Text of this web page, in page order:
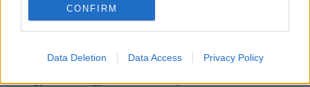
CONFIRM
Data Deletion Data Access Privacy Policy
Márkus (Barbarossa) János és Trifán László
román énekeseket, akik tudtak valamennyire